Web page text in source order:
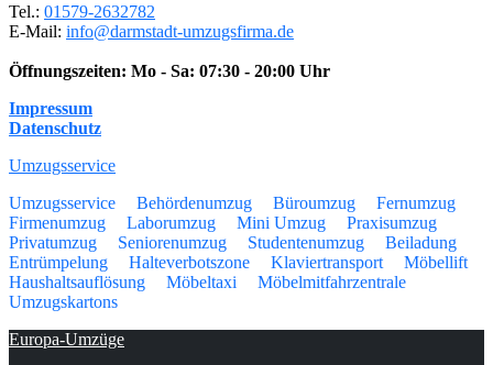
Tel.: 01579-2632782
E-Mail: info@darmstadt-umzugsfirma.de
Öffnungszeiten: Mo - Sa: 07:30 - 20:00 Uhr
Impressum
Datenschutz
Umzugsservice
Umzugsservice
Behördenumzug Büroumzug
Fernumzug
Firmenumzug
Laborumzug Mini Umzug
Praxisumzug
Privatumzug
Seniorenumzug Studentenumzug
Beiladung
Entrümpelung
Halteverbotszone Klaviertransport
Möbellift
Haushaltsauflösung
Möbeltaxi
Möbelmitfahrzentrale
Umzugskartons
Europa-Umzüge